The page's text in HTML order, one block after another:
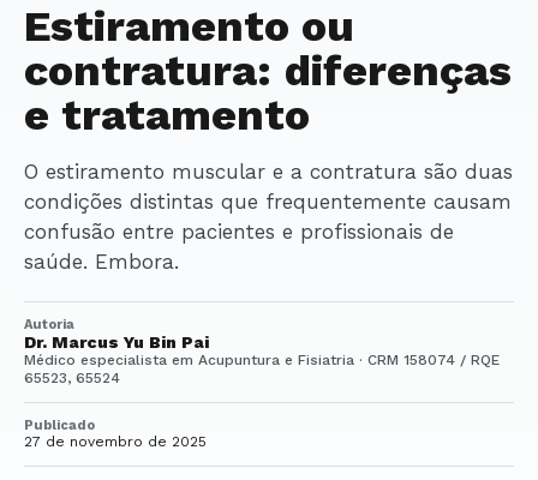
Estiramento ou
contratura: diferenças
e tratamento
O estiramento muscular e a contratura são duas
condições distintas que frequentemente causam
confusão entre pacientes e profissionais de
saúde. Embora.
Autoria
Dr. Marcus Yu Bin Pai
Médico especialista em Acupuntura e Fisiatria · CRM 158074 / RQE
65523, 65524
Publicado
27 de novembro de 2025